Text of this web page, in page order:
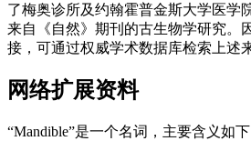
了梅奥诊所及约翰霍普金斯大学医学
来自《自然》期刊的古生物学研究。
接，可通过权威学术数据库检索上述
网络扩展资料
“Mandible”是一个名词，主要含义如下